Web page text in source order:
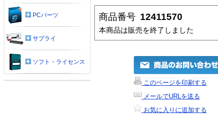
商品番号 12411570
本商品は販売を終了しました
このページを印刷する
メールでURLを送る
お気に入りに追加する
PCパーツ
サプライ
ソフト・ライセンス